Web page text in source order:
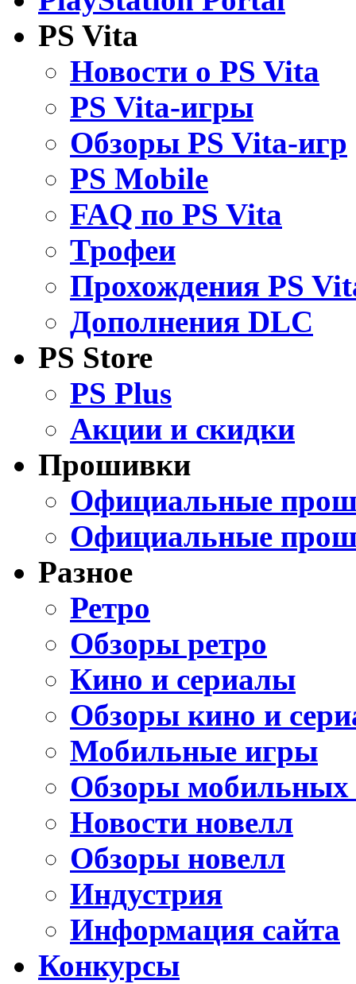
PS Vita
Новости о PS Vita
PS Vita-игры
Обзоры PS Vita-игр
PS Mobile
FAQ по PS Vita
Трофеи
Прохождения PS
Дополнения DLC
PS Store
PS Plus
Акции и скидки
Прошивки
Официальные
Официальные
Разное
Ретро
Обзоры ретро
Кино и сериалы
Обзоры кино и
Мобильные игры
Обзоры мобильных
Новости новелл
Обзоры новелл
Индустрия
Информация сайта
Конкурсы